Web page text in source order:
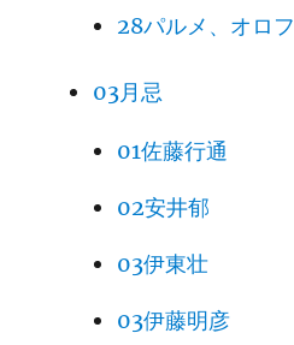
28パルメ、オロフ
03月忌
01佐藤行通
02安井郁
03伊東壮
03伊藤明彦